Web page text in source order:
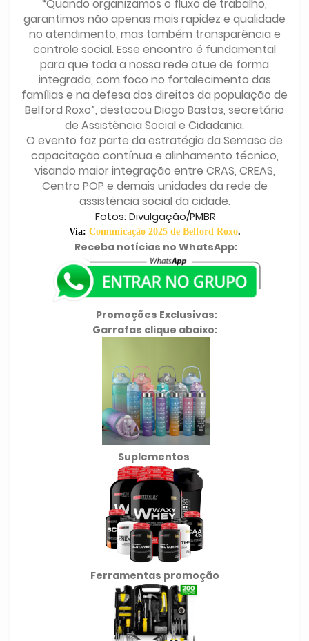
“Quando organizamos o fluxo de trabalho,
garantimos não apenas mais rapidez e qualidade
no atendimento, mas também transparência e
controle social. Esse encontro é fundamental
para que toda a nossa rede atue de forma
integrada, com foco no fortalecimento das
famílias e na defesa dos direitos da população de
Belford Roxo”, destacou Diogo Bastos, secretário
de Assistência Social e Cidadania.
O evento faz parte da estratégia da Semasc de
capacitação contínua e alinhamento técnico,
visando maior integração entre CRAS, CREAS,
Centro POP e demais unidades da rede de
assistência social da cidade.
Fotos: Divulgação/PMBR
Via: Comunicação 2025 de Belford Roxo.
Receba notícias no WhatsApp:
Promoções Exclusivas:
Garrafas clique abaixo:
Suplementos
Ferramentas promoção